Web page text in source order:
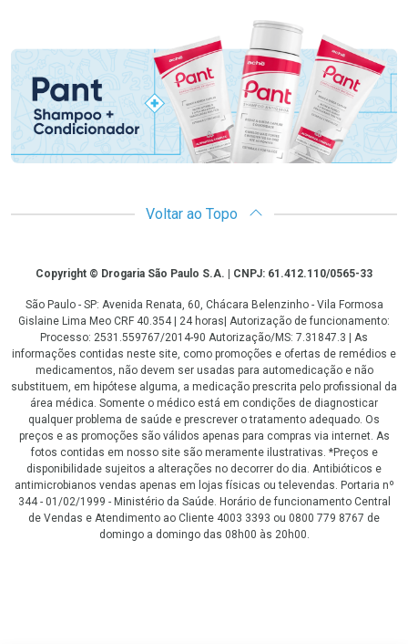
Promoção em Destaque
Voltar ao Topo
CopyrightCopyright © Drogaria São Paulo S.A. | CNPJ: 61.412.110/0565-33
São Paulo - SP: Avenida Renata, 60, Chácara Belenzinho - Vila Formosa
Gislaine Lima Meo CRF 40.354 | 24 horas| Autorização de funcionamento:
Processo: 2531.559767/2014-90 Autorização/MS: 7.31847.3 | As
informações contidas neste site, como promoções e ofertas de remédios e
medicamentos, não devem ser usadas para automedicação e não
substituem, em hipótese alguma, a medicação prescrita pelo profissional da
área médica. Somente o médico está em condições de diagnosticar
qualquer problema de saúde e prescrever o tratamento adequado. Os
preços e as promoções são válidos apenas para compras via internet. As
fotos contidas em nosso site são meramente ilustrativas. *Preços e
disponibilidade sujeitos a alterações no decorrer do dia. Antibióticos e
antimicrobianos vendas apenas em lojas físicas ou televendas. Portaria nº
344 - 01/02/1999 - Ministério da Saúde. Horário de funcionamento Central
de Vendas e Atendimento ao Cliente 4003 3393 ou 0800 779 8767 de
domingo a domingo das 08h00 às 20h00.